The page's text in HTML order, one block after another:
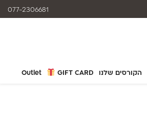
הקורסים שלנו GIFT CARD
Outlet
077-2306681